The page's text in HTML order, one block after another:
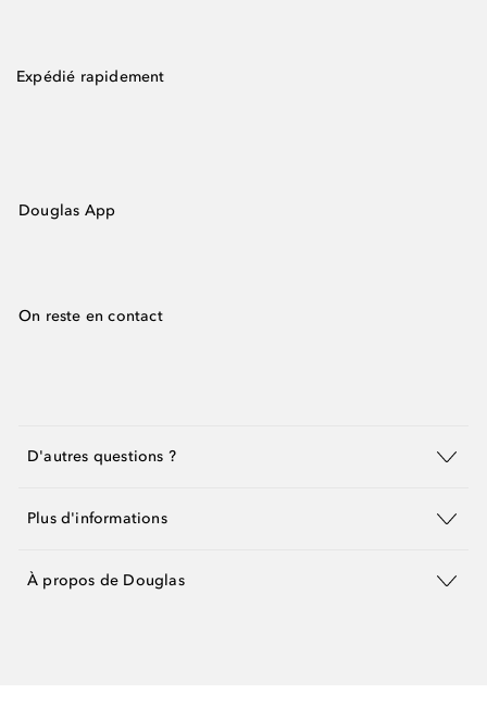
Expédié rapidement
Douglas App
On reste en contact
D'autres questions ?
Plus d'informations
À propos de Douglas